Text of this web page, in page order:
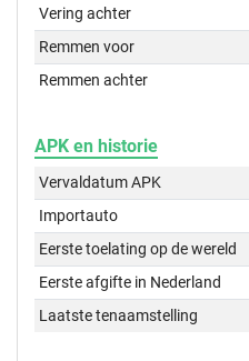
Vering achter
Remmen voor
Remmen achter
APK en historie
Vervaldatum APK
Importauto
Eerste toelating op de wereld
Eerste afgifte in Nederland
Laatste tenaamstelling